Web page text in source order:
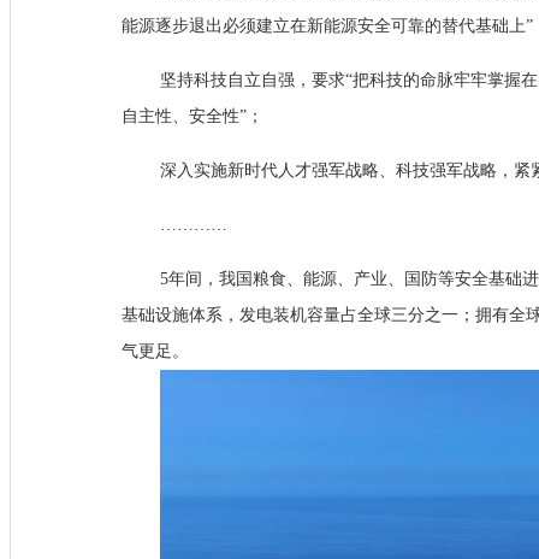
能源逐步退出必须建立在新能源安全可靠的替代基础上”
坚持科技自立自强，要求“把科技的命脉牢牢掌握
自主性、安全性”；
深入实施新时代人才强军战略、科技强军战略，
…………
5年间，我国粮食、能源、产业、国防等安全基础
基础设施体系，发电装机容量占全球三分之一；拥有全
气更足。